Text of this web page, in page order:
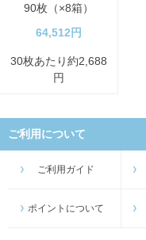
90枚（×8箱）
64,512円
30枚あたり約2,688
円
ご利用について
ご利用ガイド
ポイントについて